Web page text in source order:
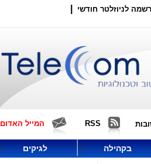
לניוזלטר חודשי
RSS המייל האדום
בקהילה לגיקים